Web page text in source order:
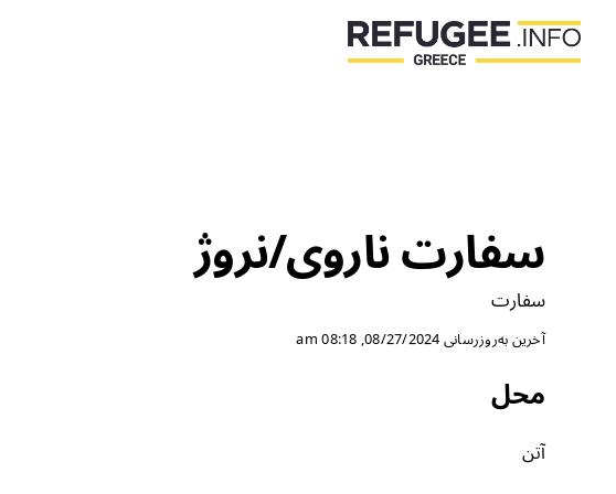
سفارت ناروی/نروژ
سفارت
آخرین به‌روزرسانی08/27/2024, 08:18 am
محل
آتن